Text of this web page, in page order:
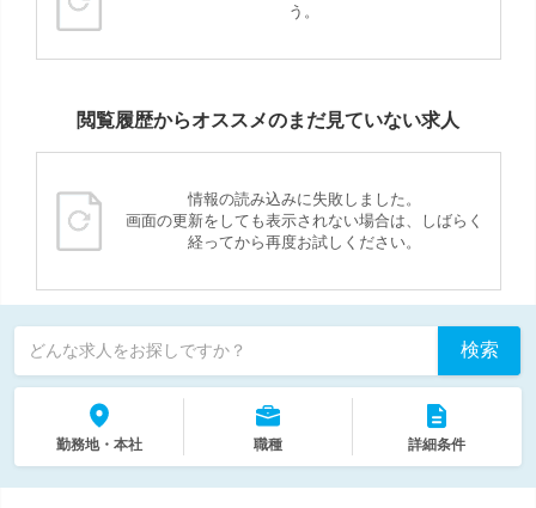
う。
閲覧履歴からオススメのまだ見ていない求人
情報の読み込みに失敗しました。
画面の更新をしても表示されない場合は、しばらく
経ってから再度お試しください。
どんな求人をお探しですか？ 検索
勤務地・本社 職種 詳細条件